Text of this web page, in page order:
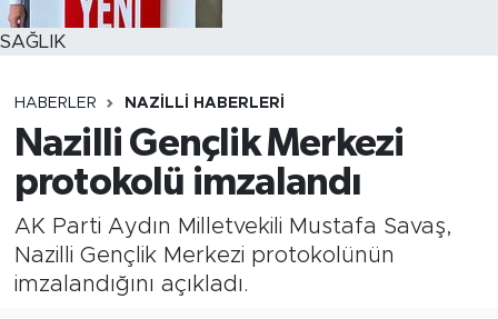
SAĞLIK
HABERLER NAZILLI HABERLERI
Nazilli Gençlik Merkezi
protokolü imzalandı
AK Parti Aydın Milletvekili Mustafa Savaş,
Nazilli Gençlik Merkezi protokolünün
imzalandığını açıkladı.